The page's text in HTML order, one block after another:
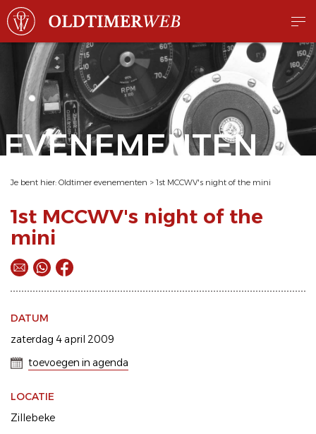
EVENEMENTEN
Je bent hier: Oldtimer evenementen > 1st MCCWV's night of the mini
1st MCCWV's night of the
mini
DATUM
zaterdag 4 april 2009
toevoegen in agenda
LOCATIE
Zillebeke